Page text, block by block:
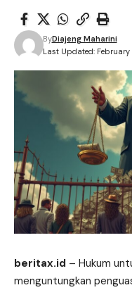
Last Updated:
ByDiajeng Maharini
beritax.id – Hukum
menguntungkan